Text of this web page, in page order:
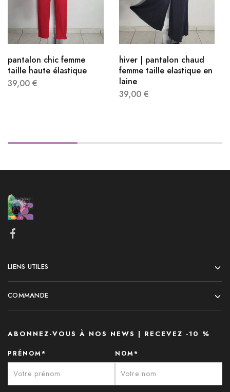
pantalon chic femme
taille haute​ élastique
39,00 €
hiver​ | pantalon chaud
femme taille elastique​ en
laine
39,00 €
LIENS UTILES
COMMANDE
ABONNEZ-VOUS À NOS NEWS | RECEVEZ -10 %
PRÉNOM* NOM*